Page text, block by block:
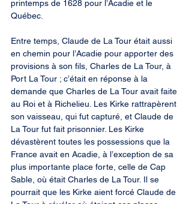
printemps de 1628 pour l’Acadie et le
Québec.
Entre temps, Claude de La Tour était aussi
en chemin pour l’Acadie pour apporter des
provisions à son fils, Charles de La Tour, à
Port La Tour ; c’était en réponse à la
demande que Charles de La Tour avait faite
au Roi et à Richelieu. Les Kirke rattrapèrent
son vaisseau, qui fut capturé, et Claude de
La Tour fut fait prisonnier. Les Kirke
dévastèrent toutes les possessions que la
France avait en Acadie, à l’exception de sa
plus importante place forte, celle de Cap
Sable, où était Charles de La Tour. Il se
pourrait que les Kirke aient forcé Claude de